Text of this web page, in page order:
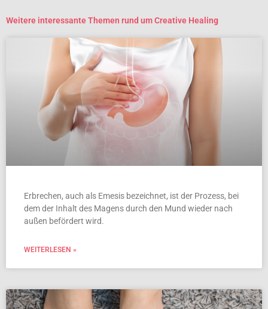
Weitere interessante Themen rund um Creative Healing
Erbrechen, auch als Emesis bezeichnet, ist der Prozess, bei
dem der Inhalt des Magens durch den Mund wieder nach
außen befördert wird.
WEITERLESEN »